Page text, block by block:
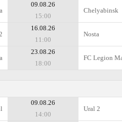
09.08.26
15:00
Chelyabinsk
16.08.26
11:00
Nosta
23.08.26
18:00
FC Legion
09.08.26
14:00
Ural 2